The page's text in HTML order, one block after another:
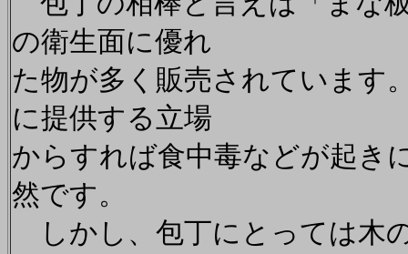
の衛生面に優れ
た物が多く販売されていま
に提供する立場
からすれば食中毒などが起き
然です。
しかし、包丁にとっては木